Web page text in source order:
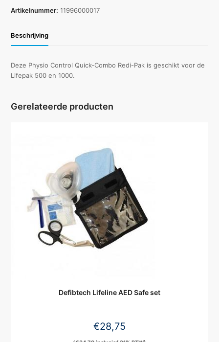
redipak
Artikelnummer: 11996000017
Beschrijving
Deze Physio Control Quick-Combo Redi-Pak is geschikt voor de
Lifepak 500 en 1000.
Gerelateerde producten
Defibtech Lifeline AED Safe set
€28,75